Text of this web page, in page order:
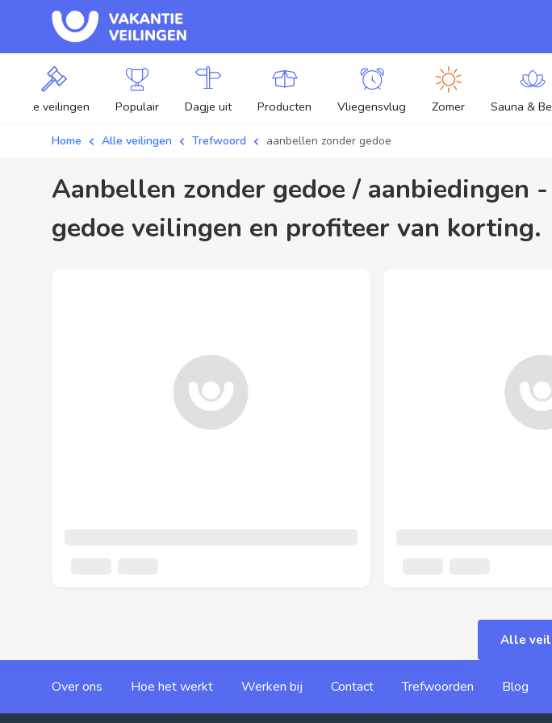
Alle veilingen Populair Dagje uit Producten Vliegensvlug Zomer Sauna &
Home Alle veilingen Trefwoord aanbellen zonder gedoe
aanbellen zonder gedoe / aanbiedingen - Plaats je bod op aanbellen zonder
gedoe veilingen en profiteer van korting.
Alle
Over ons Hoe het werkt Werken bij Contact Trefwoorden Blog